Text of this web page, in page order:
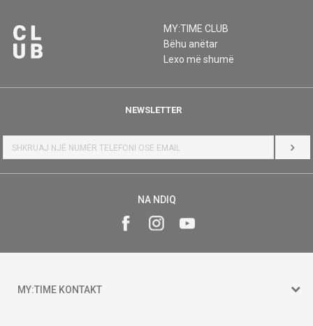
MY:TIME CLUB
Bëhu anëtar
Lexo më shumë
NEWSLETTER
HYR
NA NDIQ
MY:TIME KONTAKT